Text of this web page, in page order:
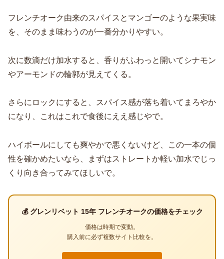
フレンチオーク由来のスパイスとマンゴーのような果実味
を、そのまま味わうのが一番分かりやすい。
次に数滴だけ加水すると、香りがふわっと開いてシナモン
やアーモンドの輪郭が見えてくる。
さらにロックにすると、スパイス感が落ち着いてまろやか
になり、これはこれで食後にええ感じやで。
ハイボールにしても爽やかで悪くないけど、この一本の個
性を確かめたいなら、まずはストレートか軽い加水でじっ
くり向き合ってみてほしいで。
💰 グレンリベット 15年 フレンチオークの価格をチェック
価格は時期で変動。
購入前に必ず複数サイト比較を。